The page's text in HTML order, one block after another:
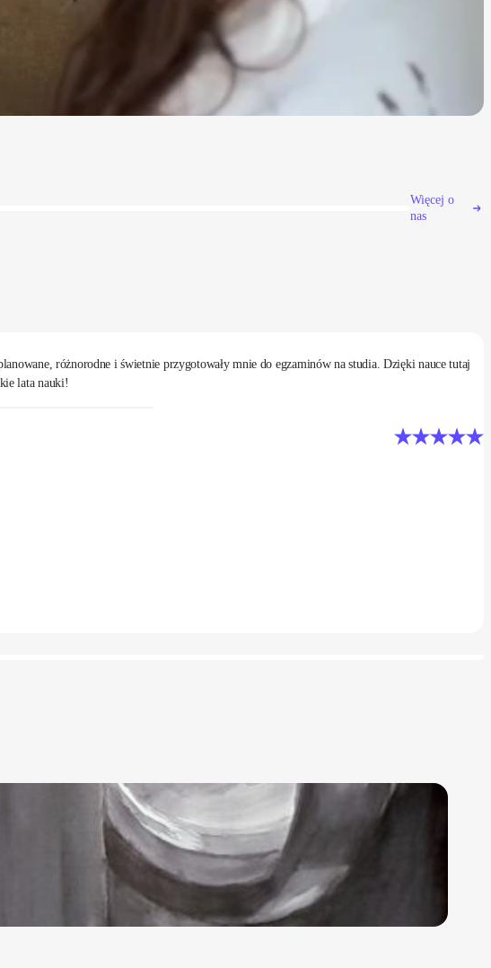
Więcej o
nas
różnorodne i świetnie przygotowały mnie do egzaminów na studia. Dzięki nauce tutaj
lata nauki!